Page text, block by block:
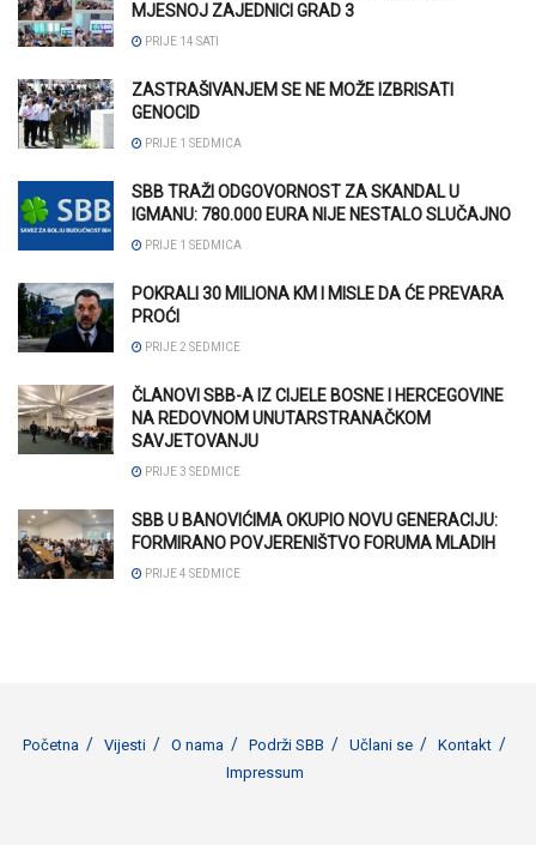
MJESNOJ ZAJEDNICI GRAD 3
PRIJE 14 SATI
ZASTRAŠIVANJEM SE NE MOŽE IZBRISATI
GENOCID
PRIJE 1 SEDMICA
SBB TRAŽI ODGOVORNOST ZA SKANDAL U
IGMANU: 780.000 EURA NIJE NESTALO SLUČAJNO
PRIJE 1 SEDMICA
POKRALI 30 MILIONA KM I MISLE DA ĆE PREVARA
PROĆI
PRIJE 2 SEDMICE
ČLANOVI SBB-A IZ CIJELE BOSNE I HERCEGOVINE
NA REDOVNOM UNUTARSTRANAČKOM
SAVJETOVANJU
PRIJE 3 SEDMICE
SBB U BANOVIĆIMA OKUPIO NOVU GENERACIJU:
FORMIRANO POVJERENIŠTVO FORUMA MLADIH
PRIJE 4 SEDMICE
Početna Vijesti O nama Podrži SBB Učlani se
Kontakt
Impressum